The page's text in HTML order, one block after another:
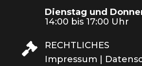
Dienstag und
14:00 bis 17:00 Uhr

RECHTLICHES
Impressum